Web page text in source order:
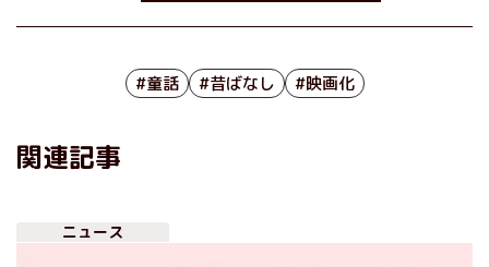
#童話 #昔ばなし #映画化
関連記事
ニュース